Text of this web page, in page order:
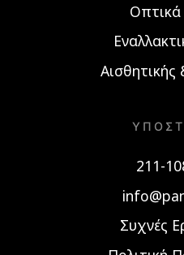
211-
Συχνές